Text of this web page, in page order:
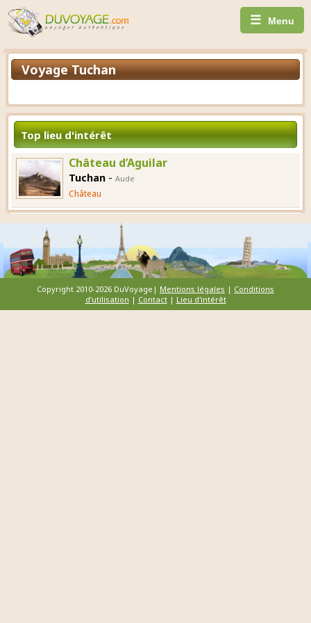
☰ Menu
Voyage Tuchan
Top lieu d'intérêt
Château d’Aguilar
Tuchan - Aude
Château
Copyright 2010-2026 DuVoyage| Mentions légales | Conditions
d'utilisation | Contact| Lieu d'intérêt